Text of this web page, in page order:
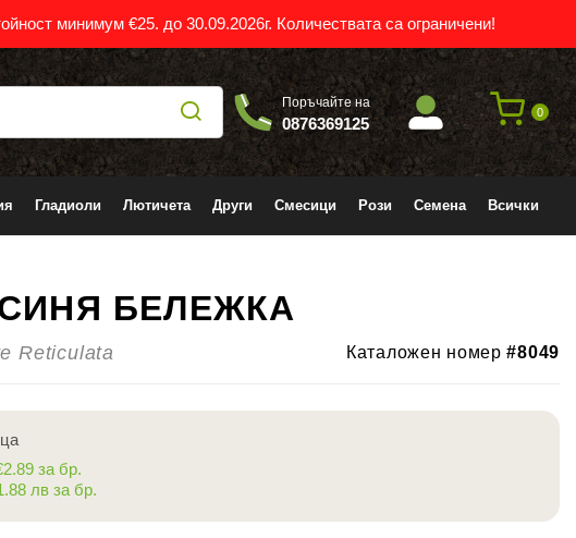
минимум €25. до 30.09.2026г. Количествата са ограничени!
Поръчайте на
0876369125
0
Гладиоли Лютичета Други Смесици Рози Семена Всички
БЕЛЕЖКА
Reticulata Каталожен номер#8049
за бр.
лв за бр.